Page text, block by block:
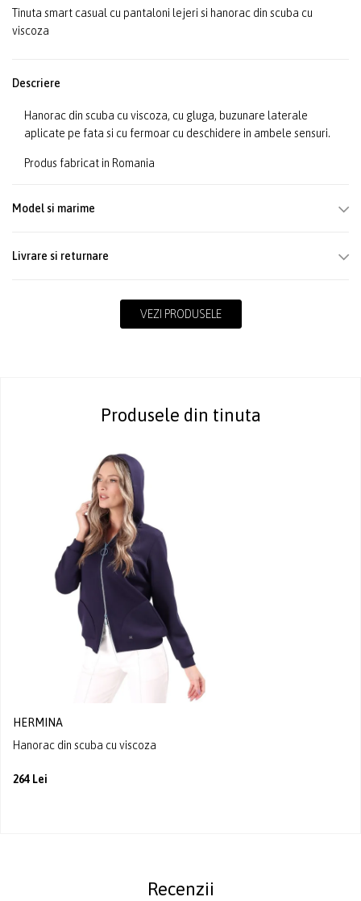
Tinuta smart casual cu pantaloni lejeri si hanorac din scuba cu
viscoza
Descriere
Hanorac din scuba cu viscoza, cu gluga, buzunare laterale
aplicate pe fata si cu fermoar cu deschidere in ambele sensuri.
Produs fabricat in Romania
Model si marime
Livrare si returnare
VEZI PRODUSELE
Produsele din tinuta
HERMINA
Hanorac din scuba cu viscoza
264 Lei
Recenzii